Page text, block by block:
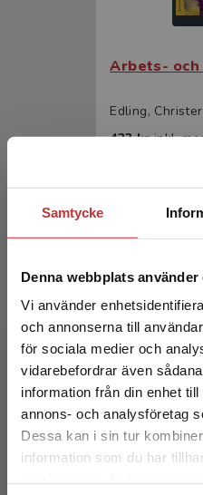
Samtycke
Denna webbplats använder
Vi använder
och annonserna till
för sociala medier och
vidarebefordrar även
information från din enhet
annons- och analysföretag
Dessa kan i sin tur
information som du har
Begränsad
Det verkar som att du
studentlitteratur.se via
Arbets- och
Edling,
423 krinkl.
Arbets- och
665 krinkl.
Exkl. moms: